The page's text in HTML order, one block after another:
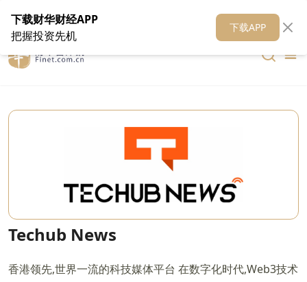
在线客服 关于我们 财华媒体矩阵 财华智库
Techub News
香港领先,世界一流的科技媒体平台 在数字化时代,Web3技术
下载财华财经APP
把握投资先机
下载APP